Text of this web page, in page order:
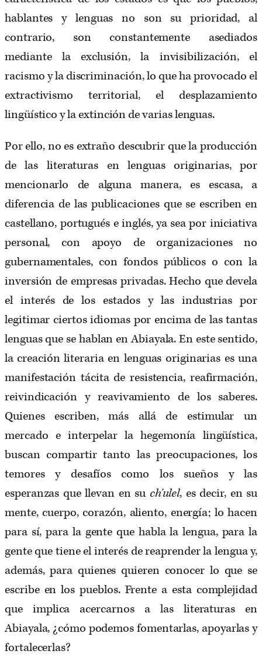
hablantes y lenguas no son su prioridad, al
contrario, son constantemente asediados
mediante la exclusión, la invisibilización, el
racismo y la discriminación, lo que ha provocado el
extractivismo territorial, el desplazamiento
lingüístico y la extinción de varias lenguas.
Por ello, no es extraño descubrir que la producción
de las literaturas en lenguas originarias, por
mencionarlo de alguna manera, es escasa, a
diferencia de las publicaciones que se escriben en
castellano, portugués e inglés, ya sea por iniciativa
personal, con apoyo de organizaciones no
gubernamentales, con fondos públicos o con la
inversión de empresas privadas. Hecho que devela
el interés de los estados y las industrias por
legitimar ciertos idiomas por encima de las tantas
lenguas que se hablan en Abiayala. En este sentido,
la creación literaria en lenguas originarias es una
manifestación tácita de resistencia, reafirmación,
reivindicación y reavivamiento de los saberes.
Quienes escriben, más allá de estimular un
mercado e interpelar la hegemonía lingüística,
buscan compartir tanto las preocupaciones, los
temores y desafíos como los sueños y las
esperanzas que llevan en su ch’ulel, es decir, en su
mente, cuerpo, corazón, aliento, energía; lo hacen
para sí, para la gente que habla la lengua, para la
gente que tiene el interés de reaprender la lengua y,
además, para quienes quieren conocer lo que se
escribe en los pueblos. Frente a esta complejidad
que implica acercarnos a las literaturas en
Abiayala, ¿cómo podemos fomentarlas, apoyarlas y
fortalecerlas?